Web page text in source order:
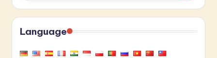
Language